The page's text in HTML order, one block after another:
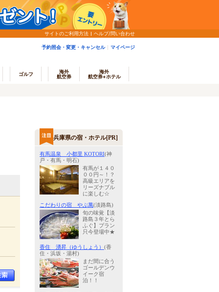
サイトのご利用方法 ヘルプ/問い合わせ
予約照会・変更・キャンセル マイページ
ゴルフ
海外
航空券
海外
航空券+ホテル
兵庫県の宿・ホテル[PR]
有馬温泉 小都里 KOTORI(神
戸・有馬・明石)
有馬が１４０
００円～！？
高級エリアを
リーズナブル
に楽しむ☆
こだわりの宿 やぶ萬(淡路島)
旬の味覚【淡
路島３年とら
ふぐ】プラン
只今登場中★
香住 湧昇（ゆうしょう） (香
住・浜坂・湯村)
まだ間に合う
ゴールデンウ
イーク宿
泊！！